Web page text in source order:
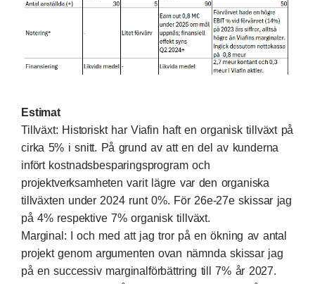
Estimat
Tillväxt: Historiskt har Viafin haft en organisk tillväxt på
cirka 5% i snitt. På grund av att en del av kunderna
infört kostnadsbesparingsprogram och
projektverksamheten varit lägre var den organiska
tillväxten under 2024 runt 0%. För 26e-27e skissar jag
på 4% respektive 7% organisk tillväxt.
Marginal: I och med att jag tror på en ökning av antal
projekt genom argumenten ovan nämnda skissar jag
på en successiv marginalförbättring till 7% år 2027.